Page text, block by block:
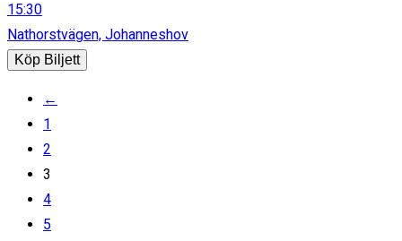
15:30
Nathorstvägen, Johanneshov
Köp Biljett
←
1
2
3
4
5